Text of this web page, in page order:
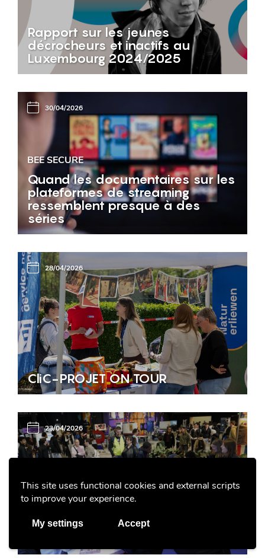
This site uses functional cookies and external scripts
to improve your experience.
My settings Accept
Rapport sur les jeunes
décrocheurs et inactifs au
Luxembourg 2024/2025
30/04/2026
BEE SECURE
Quand les documentaires sur les
plateformes de streaming
ressemblent presque à des
séries
28/04/2026
CliC-PROJET ON TOUR
23/04/2026
Les activités Erliewen du SNJ à la